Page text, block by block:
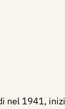
nel 1941,